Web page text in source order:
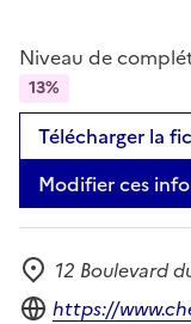
Niveau de
13%
Télécharger la
Modifier ces
Adresse
12 Boulevard
Site internet
https://